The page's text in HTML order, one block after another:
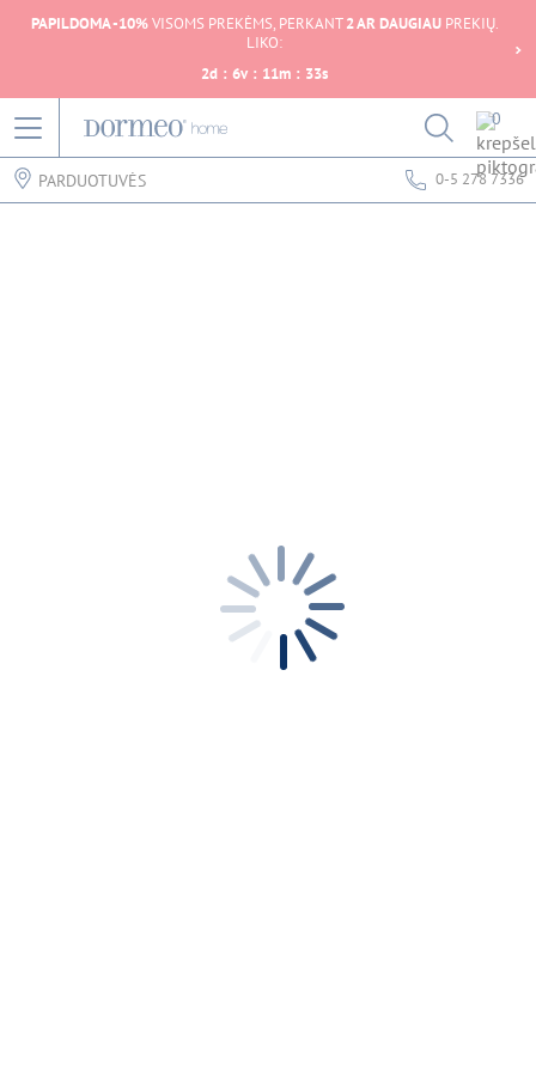
PAPILDOMA -10%VISOMS PREKĖMS, PERKANT2 AR DAUGIAUPREKIŲ.
LIKO:
2d : 6v : 11m : 33s
0
PARDUOTUVĖS 0-5 278 7336